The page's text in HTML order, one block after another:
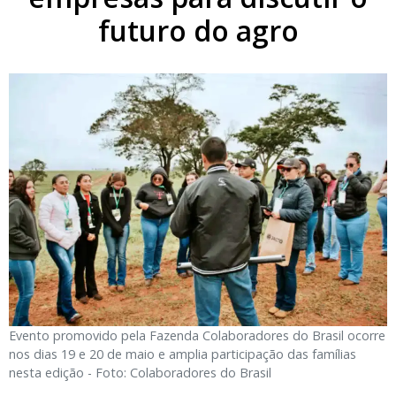
futuro do agro
Evento promovido pela Fazenda Colaboradores do Brasil ocorre
nos dias 19 e 20 de maio e amplia participação das famílias
nesta edição - Foto: Colaboradores do Brasil